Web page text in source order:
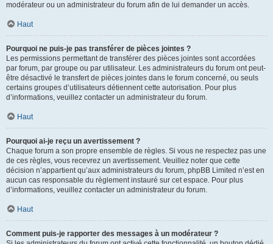
modérateur ou un administrateur du forum afin de lui demander un accès.
Haut
Pourquoi ne puis-je pas transférer de pièces jointes ?
Les permissions permettant de transférer des pièces jointes sont accordées
par forum, par groupe ou par utilisateur. Les administrateurs du forum ont peut-
être désactivé le transfert de pièces jointes dans le forum concerné, ou seuls
certains groupes d’utilisateurs détiennent cette autorisation. Pour plus
d’informations, veuillez contacter un administrateur du forum.
Haut
Pourquoi ai-je reçu un avertissement ?
Chaque forum a son propre ensemble de règles. Si vous ne respectez pas une
de ces règles, vous recevrez un avertissement. Veuillez noter que cette
décision n’appartient qu’aux administrateurs du forum, phpBB Limited n’est en
aucun cas responsable du règlement instauré sur cet espace. Pour plus
d’informations, veuillez contacter un administrateur du forum.
Haut
Comment puis-je rapporter des messages à un modérateur ?